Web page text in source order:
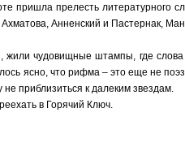
пришла прелесть литературного
Анненский и Пастернак,
жили чудовищные штампы, где слова
ясно, что рифма – это еще не
приблизиться к далеким звездам.
в Горячий Ключ.